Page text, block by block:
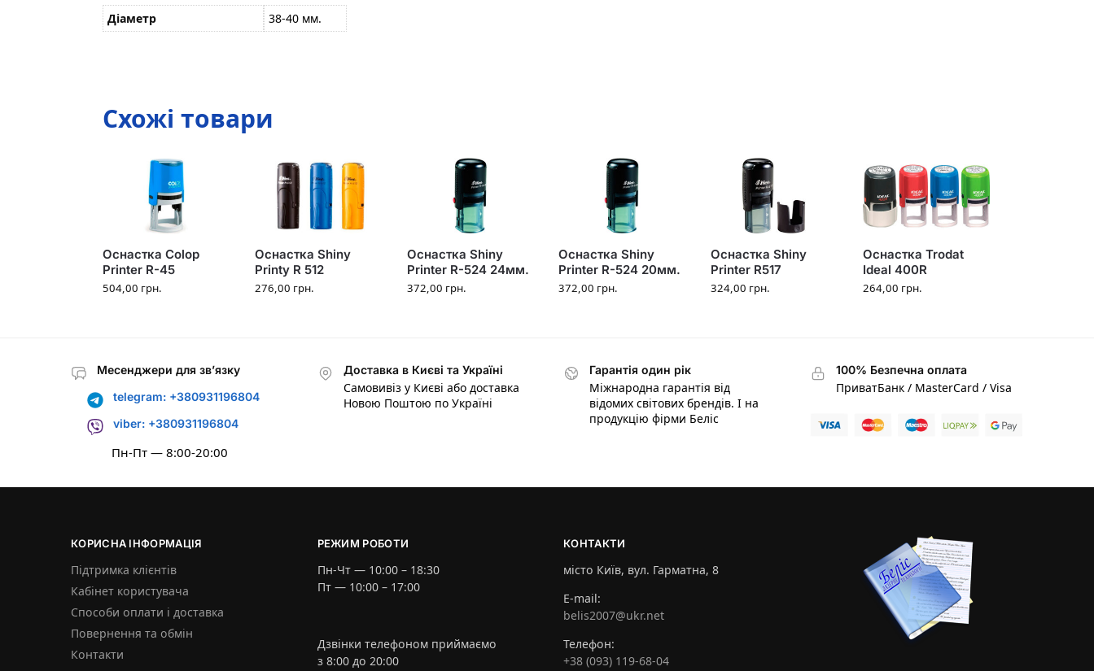
Діаметр 38-40 мм.
Схожі товари
Оснастка Colop
Printer R-45
504,00 грн.
Оснастка Shiny
Printy R 512
276,00 грн.
Оснастка Shiny
Printer R-524 24мм.
372,00 грн.
Оснастка Shiny
Printer R-524 20мм.
372,00 грн.
Оснастка Shiny
Printer R517
324,00 грн.
Оснастка Trodat
Ideal 400R
264,00 грн.
Месенджери для зв’язку
telegram: +380931196804
viber: +380931196804
Пн-Пт — 8:00-20:00
Доставка в Києві та Україні
Самовивіз у Києві або доставка
Новою Поштою по Україні
Гарантія один рік
Міжнародна гарантія від
відомих світових брендів. І на
продукцію фірми Беліс
100% Безпечна оплата
ПриватБанк / MasterCard / Visa
КОРИСНА ІНФОРМАЦІЯ
Підтримка клієнтів
Кабінет користувача
Способи оплати і доставка
Повернення та обмін
Контакти
РЕЖИМ РОБОТИ
Пн-Чт — 10:00 – 18:30
Пт — 10:00 – 17:00
Дзвінки телефоном приймаємо
з 8:00 до 20:00
КОНТАКТИ
місто Київ, вул. Гарматна, 8
E-mail:
belis2007@ukr.net
Телефон:
+38 (093) 119-68-04